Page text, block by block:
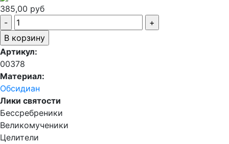
385,00 руб
Артикул:
00378
Материал:
Обсидиан
Лики святости
Бессребреники
Великомученики
Целители